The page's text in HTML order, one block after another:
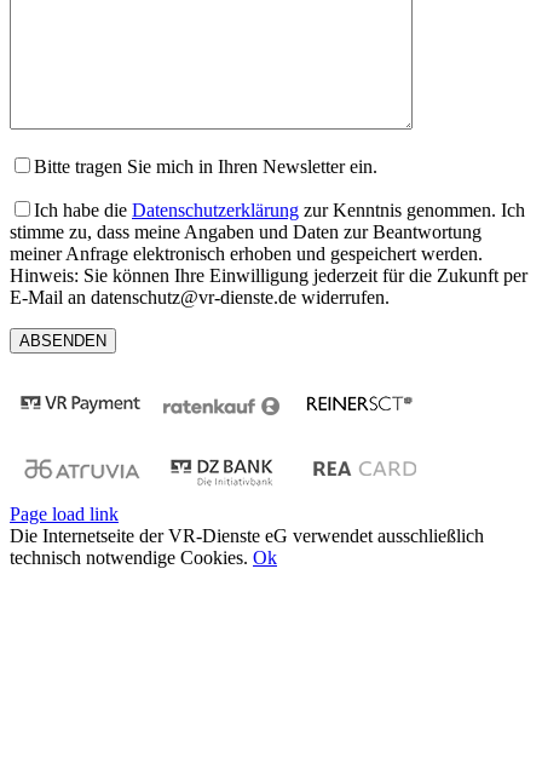
Bitte tragen Sie mich in Ihren Newsletter ein.
Ich habe die Datenschutzerklärung zur Kenntnis genommen. Ich
stimme zu, dass meine Angaben und Daten zur Beantwortung
meiner Anfrage elektronisch erhoben und gespeichert werden.
Hinweis: Sie können Ihre Einwilligung jederzeit für die Zukunft per
E-Mail an datenschutz@vr-dienste.de widerrufen.
Page load link
Die Internetseite der VR-Dienste eG verwendet ausschließlich
technisch notwendige Cookies. Ok